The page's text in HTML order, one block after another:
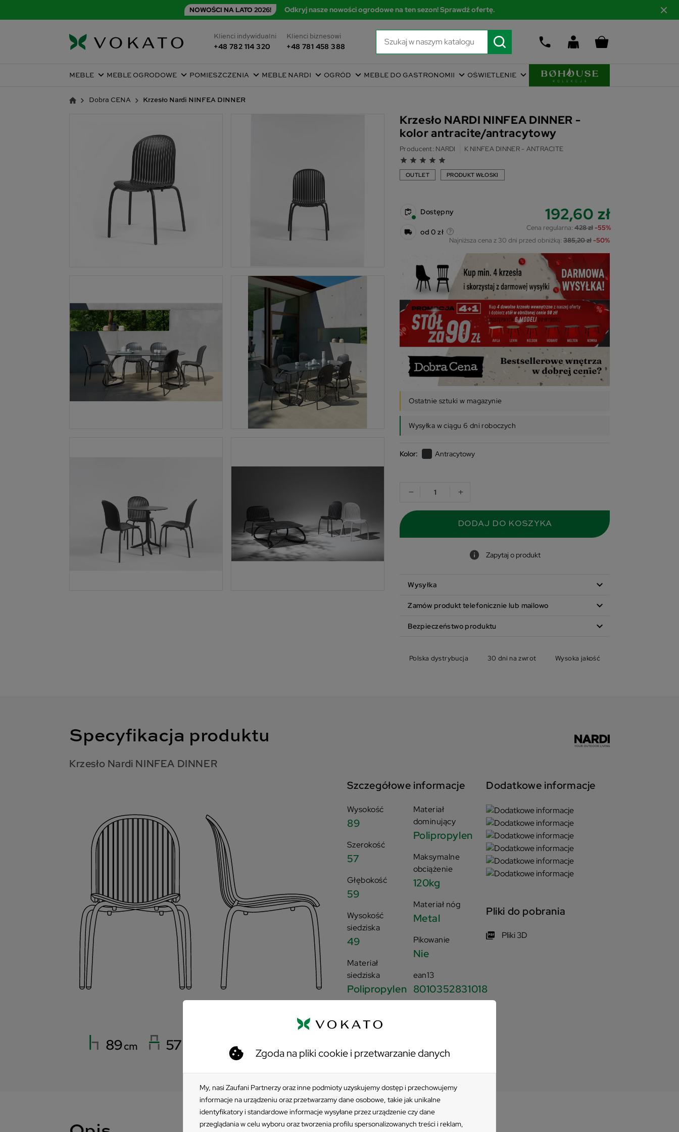
NOWOŚCI NA LATO 2026! Odkryj nasze nowości ogrodowe na ten sezon! Sprawdź ofertę.
Klienci indywidualni
+48 782 114 320
Klienci biznesowi
+48 781 458 388
Zgoda na pliki cookie i przetwarzanie danych
My, nasi Zaufani Partnerzy oraz inne podmioty uzyskujemy dostęp i przechowujemy
informacje na urządzeniu oraz przetwarzamy dane osobowe, takie jak unikalne
identyfikatory i standardowe informacje wysyłane przez urządzenie czy dane
przeglądania w celu wyboru oraz tworzenia profilu spersonalizowanych treści i reklam,
MEBLE MEBLE OGRODOWE POMIESZCZENIA MEBLE NARDI OGRÓD MEBLE DO GASTRONOMII OŚWIETLENIE
Dobra CENA Krzesło Nardi NINFEA DINNER
Krzesło NARDI NINFEA DINNER -
kolor antracite/antracytowy
Producent: NARDI K NINFEA DINNER - ANTRACITE
grade grade grade grade grade
OUTLET PRODUKT WŁOSKI
Dostępny
od 0 zł Cena regularna: 428 zł-55%
192,60 zł
Najniższa cena z 30 dni przed obniżką: 385,20 zł-50%
Ostatnie sztuki w magazynie
Wysyłka w ciągu 6 dni roboczych
Kolor: Antracytowy
− +
DODAJ DO KOSZYKA
Zapytaj o produkt
Wysyłka expand_more
Zamów produkt telefonicznie lub mailowo expand_more
Bezpieczeństwo produktu expand_more
Polska dystrybucja 30 dni na zwrot Wysoka jakość
Specyfikacja produktu
Krzesło Nardi NINFEA DINNER
Szczegółowe informacje
Wysokość
89
Szerokość
57
Głębokość
59
Wysokość
siedziska
49
Materiał
siedziska
Polipropylen
Nie
Materiał
dominujący
Polipropylen
Maksymalne
obciążenie
120kg
Materiał nóg
Metal
Pikowanie
Nie
ean13
8010352831018
Dodatkowe informacje
Pliki do pobrania
Pliki 3D